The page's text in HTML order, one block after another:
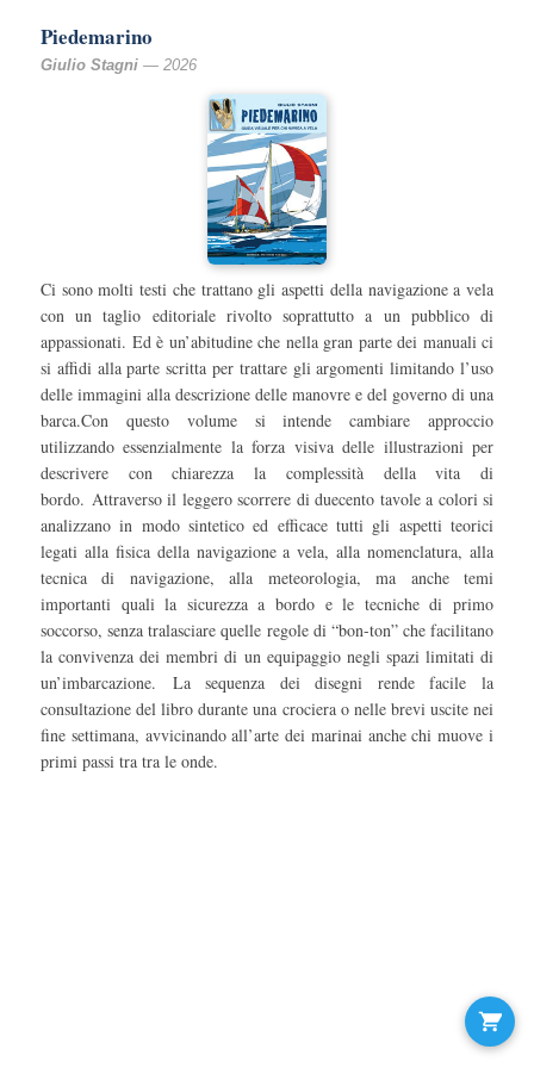
Piedemarino
Giulio Stagni — 2026
Ci sono molti testi che trattano gli aspetti della navigazione a vela
con un taglio editoriale rivolto soprattutto a un pubblico di
appassionati. Ed è un’abitudine che nella gran parte dei manuali ci
si affidi alla parte scritta per trattare gli argomenti limitando l’uso
delle immagini alla descrizione delle manovre e del governo di una
barca.Con questo volume si intende cambiare approccio
utilizzando essenzialmente la forza visiva delle illustrazioni per
descrivere con chiarezza la complessità della vita di
bordo. Attraverso il leggero scorrere di duecento tavole a colori si
analizzano in modo sintetico ed efficace tutti gli aspetti teorici
legati alla fisica della navigazione a vela, alla nomenclatura, alla
tecnica di navigazione, alla meteorologia, ma anche temi
importanti quali la sicurezza a bordo e le tecniche di primo
soccorso, senza tralasciare quelle regole di “bon-ton” che facilitano
la convivenza dei membri di un equipaggio negli spazi limitati di
un’imbarcazione. La sequenza dei disegni rende facile la
consultazione del libro durante una crociera o nelle brevi uscite nei
fine settimana, avvicinando all’arte dei marinai anche chi muove i
primi passi tra tra le onde.